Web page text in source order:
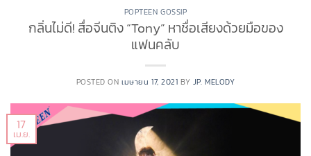
POPTEEN GOSSIP
กลิ่นไม่ดี! สื่อจีนติง “Tony” หาชื่อเสียงด้วยมือของ
แฟนคลับ
POSTED ONเมษายน 17, 2021 BY JP. MELODY
17
เม.ย.